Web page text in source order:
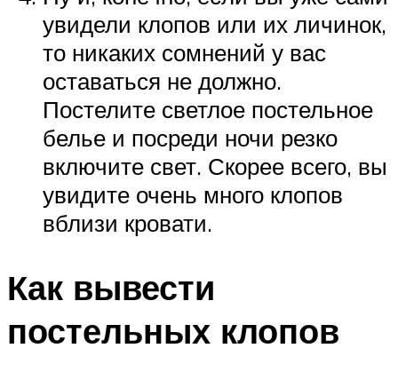
увидели клопов или их личинок,
то никаких сомнений у вас
оставаться не должно.
Постелите светлое постельное
белье и посреди ночи резко
включите свет. Скорее всего, вы
увидите очень много клопов
вблизи кровати.
Как вывести
постельных клопов